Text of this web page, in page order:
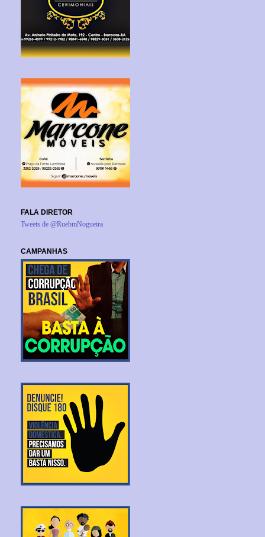
FALA DIRETOR
Tweets de @RuebmNogueira
CAMPANHAS